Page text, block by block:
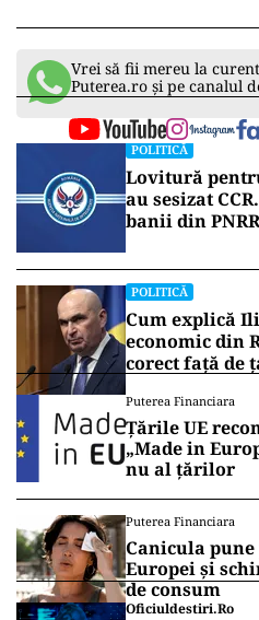
Vrei să fii mereu la
Puterea.ro și pe canalul
POLITICĂ
Lovitură
au sesizat
banii din PNRR
POLITICĂ
Cum explică
economic din
corect față de
Puterea Financiara
Țările UE
„Made in
nu al țărilor
Puterea Financiara
Canicula
Europei și
de consum
Oficiuldestiri.ro